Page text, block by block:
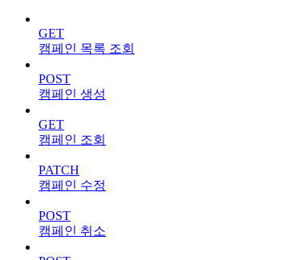
GET
캠페인 목록 조회
POST
캠페인 생성
GET
캠페인 조회
PATCH
캠페인 수정
POST
캠페인 취소